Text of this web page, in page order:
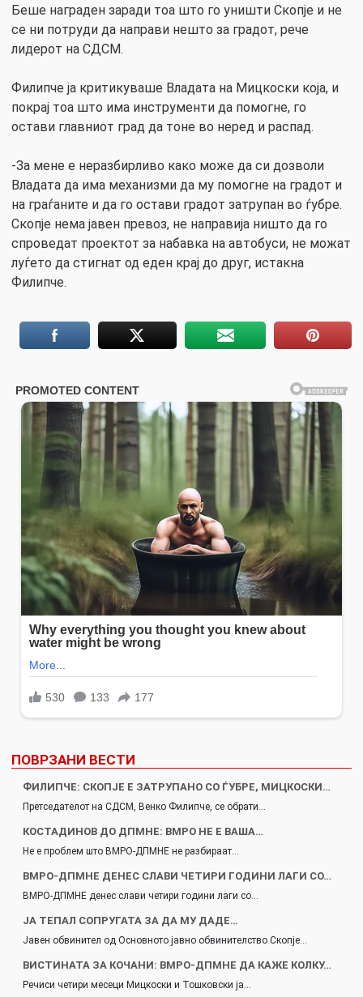
Беше награден заради тоа што го уништи Скопје и не
се ни потруди да направи нешто за градот, рече
лидерот на СДСМ.
Филипче ја критикуваше Владата на Мицкоски која, и
покрај тоа што има инструменти да помогне, го
остави главниот град да тоне во неред и распад.
-За мене е неразбирливо како може да си дозволи
Владата да има механизми да му помогне на градот и
на граѓаните и да го остави градот затрупан во ѓубре.
Скопје нема јавен превоз, не направија ништо да го
спроведат проектот за набавка на автобуси, не можат
луѓето да стигнат од еден крај до друг, истакна
Филипче.
ПОВРЗАНИ ВЕСТИ
ФИЛИПЧЕ: СКОПЈЕ Е ЗАТРУПАНО СО ЃУБРЕ, МИЦКОСКИ…
Претседателот на СДСМ, Венко Филипче, се обрати…
КОСТАДИНОВ ДО ДПМНЕ: ВМРО НЕ Е ВАША…
Не е проблем што ВМРО-ДПМНЕ не разбираат…
ВМРО-ДПМНЕ ДЕНЕС СЛАВИ ЧЕТИРИ ГОДИНИ ЛАГИ СО…
ВМРО-ДПМНЕ денес слави четири години лаги со…
ЈА ТЕПАЛ СОПРУГАТА ЗА ДА МУ ДАДЕ…
Јавен обвинител од Основното јавно обвинителство Скопје…
ВИСТИНАТА ЗА КОЧАНИ: ВМРО-ДПМНЕ ДА КАЖЕ КОЛКУ…
Речиси четири месеци Мицкоски и Тошковски ја…